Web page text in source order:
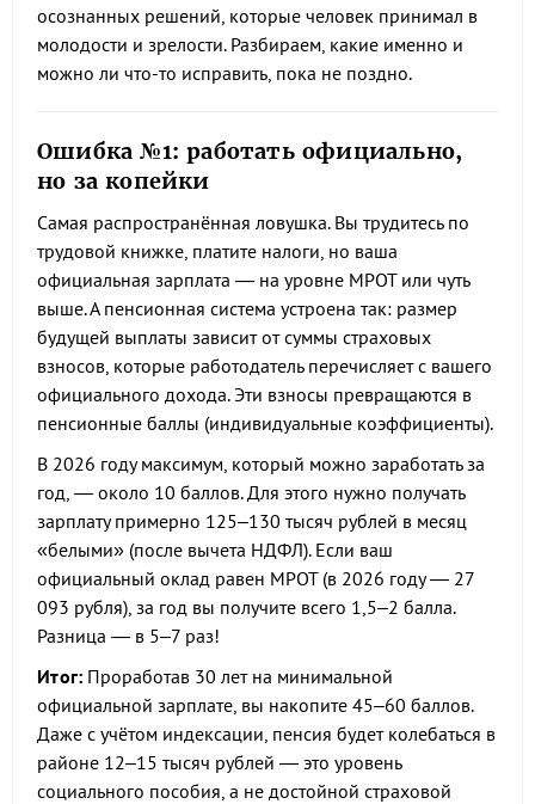
осознанных решений, которые человек принимал в
молодости и зрелости. Разбираем, какие именно и
можно ли что-то исправить, пока не поздно.
Ошибка №1: работать официально,
но за копейки
Самая распространённая ловушка. Вы трудитесь по
трудовой книжке, платите налоги, но ваша
официальная зарплата — на уровне МРОТ или чуть
выше. А пенсионная система устроена так: размер
будущей выплаты зависит от суммы страховых
взносов, которые работодатель перечисляет с вашего
официального дохода. Эти взносы превращаются в
пенсионные баллы (индивидуальные коэффициенты).
В 2026 году максимум, который можно заработать за
год, — около 10 баллов. Для этого нужно получать
зарплату примерно 125–130 тысяч рублей в месяц
«белыми» (после вычета НДФЛ). Если ваш
официальный оклад равен МРОТ (в 2026 году — 27
093 рубля), за год вы получите всего 1,5–2 балла.
Разница — в 5–7 раз!
Итог: Проработав 30 лет на минимальной
официальной зарплате, вы накопите 45–60 баллов.
Даже с учётом индексации, пенсия будет колебаться в
районе 12–15 тысяч рублей — это уровень
социального пособия, а не достойной страховой